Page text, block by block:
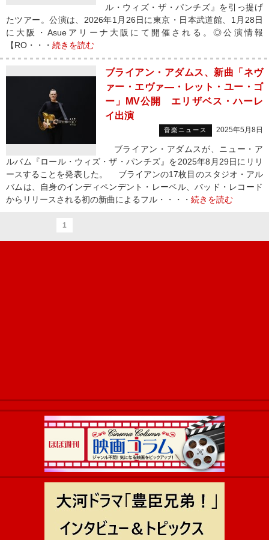
ル・ウィズ・ザ・パンチズ』を引っ提げ
たツアー。公演は、2026年1月26日に東京・日本武道館、1月28日
に大阪・Asueアリーナ大阪にて開催される。◎公演情報
【RO・・・ 続きを読む
ブライアン・アダムス、新曲「ネヴ
ァー・エヴァ―・レット・ユー・ゴ
ー」MV公開 エリザベス・ハーレ
イ出演
音楽ニュース 2025年5月8日
ブライアン・アダムスが、ニュー・ア
ルバム『ロール・ウィズ・ザ・パンチズ』を2025年8月29日にリリ
ースすることを発表した。 ブライアンの17枚目のスタジオ・アル
バムは、自身のインディペンデント・レーベル、バッド・レコード
からリリースされる初の新曲によるフル・・・・ 続きを読む
1